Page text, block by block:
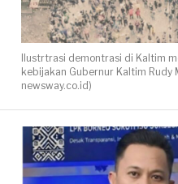
Ilustrtrasi demontrasi di Kaltim
kebijakan Gubernur Kaltim Rudy
newsway.co.id)